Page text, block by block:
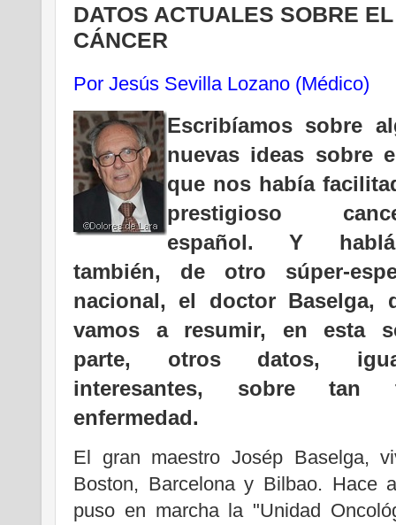
DATOS ACTUALES SOBRE
CÁNCER
Por Jesús Sevilla Lozano (Médico)
Escribíamos sobre
nuevas ideas sobre
que nos había
prestigioso
español. Y
también, de otro súper-
nacional, el doctor Baselga,
vamos a resumir, en esta
parte, otros datos,
interesantes, sobre tan
enfermedad.
El gran maestro Josép Baselga,
Boston, Barcelona y Bilbao. Hace
puso en marcha la "Unidad